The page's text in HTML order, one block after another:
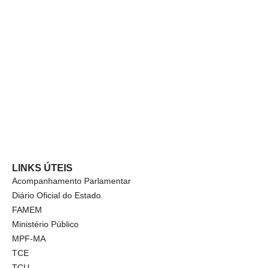
LINKS ÚTEIS
Acompanhamento Parlamentar
Diário Oficial do Estado
FAMEM
Ministério Público
MPF-MA
TCE